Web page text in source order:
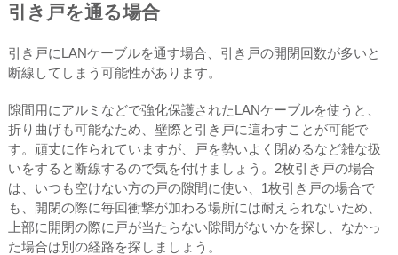
引き戸を通る場合
引き戸にLANケーブルを通す場合、引き戸の開閉回数が多いと
断線してしまう可能性があります。
隙間用にアルミなどで強化保護されたLANケーブルを使うと、
折り曲げも可能なため、壁際と引き戸に這わすことが可能で
す。頑丈に作られていますが、戸を勢いよく閉めるなど雑な扱
いをすると断線するので気を付けましょう。2枚引き戸の場合
は、いつも空けない方の戸の隙間に使い、1枚引き戸の場合で
も、開閉の際に毎回衝撃が加わる場所には耐えられないため、
上部に開閉の際に戸が当たらない隙間がないかを探し、なかっ
た場合は別の経路を探しましょう。